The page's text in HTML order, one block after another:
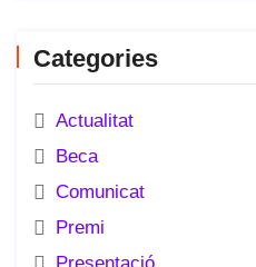
Categories
Actualitat
Beca
Comunicat
Premi